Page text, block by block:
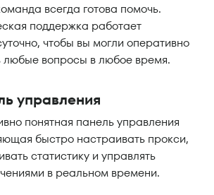
всегда готова помочь.
поддержка работает
чтобы вы могли оперативно
любые вопросы в любое время.
управления
понятная панель управления
быстро настраивать прокси,
статистику и управлять
в реальном времени.